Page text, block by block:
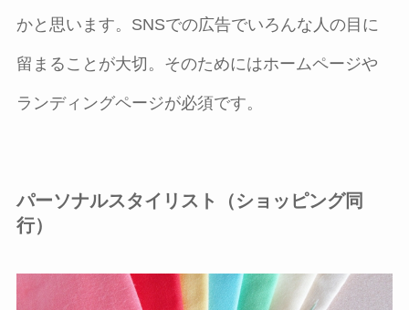
かと思います。SNSでの広告でいろんな人の目に
留まることが大切。そのためにはホームページや
ランディングページが必須です。
パーソナルスタイリスト（ショッピング同
行）